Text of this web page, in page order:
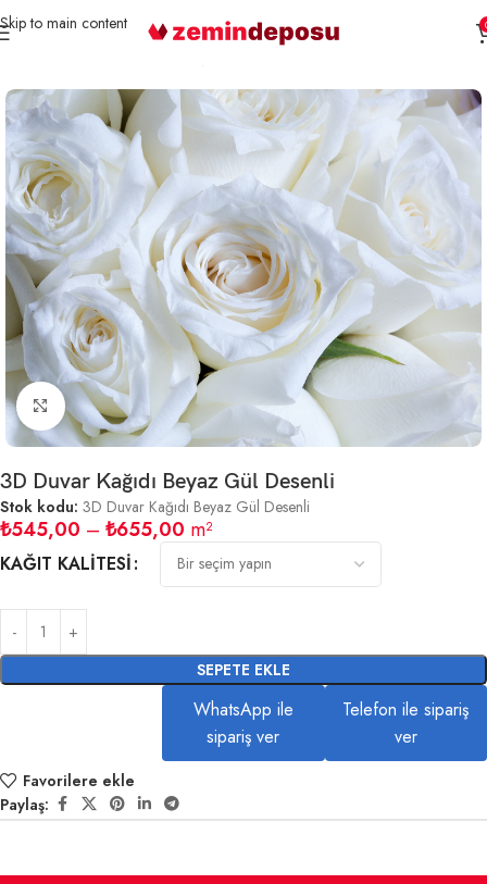
Skip to main content
Büyütmek için tıklayın
3D Duvar Kağıdı Beyaz Gül Desenli
Stok kodu: 3D Duvar Kağıdı Beyaz Gül Desenli
₺545,00 – ₺655,00 m²
KAĞIT KALITESI
SEPETE EKLE
WhatsApp ile
sipariş ver
Telefon ile sipariş
ver
Favorilere ekle
Paylaş: